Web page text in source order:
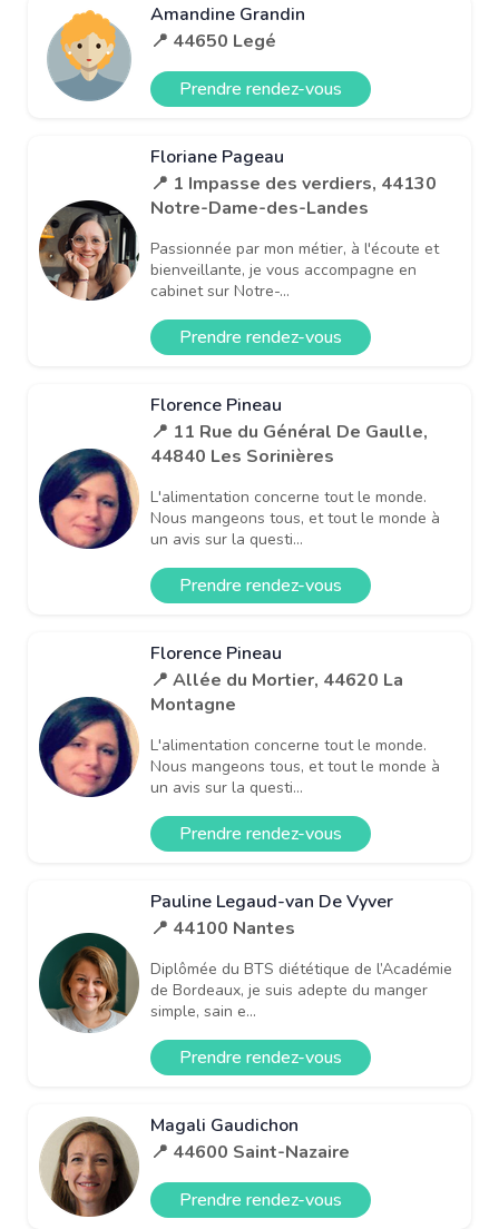
Amandine Grandin
📍 44650 Legé
Prendre rendez-vous
Floriane Pageau
📍 1 Impasse des verdiers, 44130
Notre-Dame-des-Landes
Passionnée par mon métier, à l'écoute et
bienveillante, je vous accompagne en
cabinet sur Notre-...
Prendre rendez-vous
Florence Pineau
📍 11 Rue du Général De Gaulle,
44840 Les Sorinières
L'alimentation concerne tout le monde.
Nous mangeons tous, et tout le monde à
un avis sur la questi...
Prendre rendez-vous
Florence Pineau
📍 Allée du Mortier, 44620 La
Montagne
L'alimentation concerne tout le monde.
Nous mangeons tous, et tout le monde à
un avis sur la questi...
Prendre rendez-vous
Pauline Legaud-van De Vyver
📍 44100 Nantes
Diplômée du BTS diététique de l’Académie
de Bordeaux, je suis adepte du manger
simple, sain e...
Prendre rendez-vous
Magali Gaudichon
📍 44600 Saint-Nazaire
Prendre rendez-vous